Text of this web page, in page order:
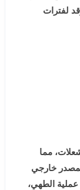
لفترات
مما
خارجي
عملية الطهي،